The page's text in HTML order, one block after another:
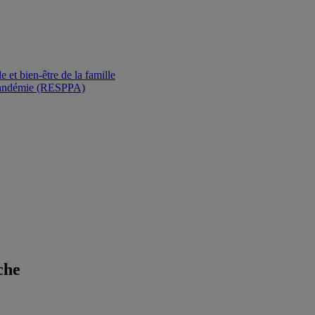
et bien-être de la famille
(RESPPA)